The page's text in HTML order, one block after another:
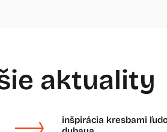
aktuality
inšpirácia kresbami